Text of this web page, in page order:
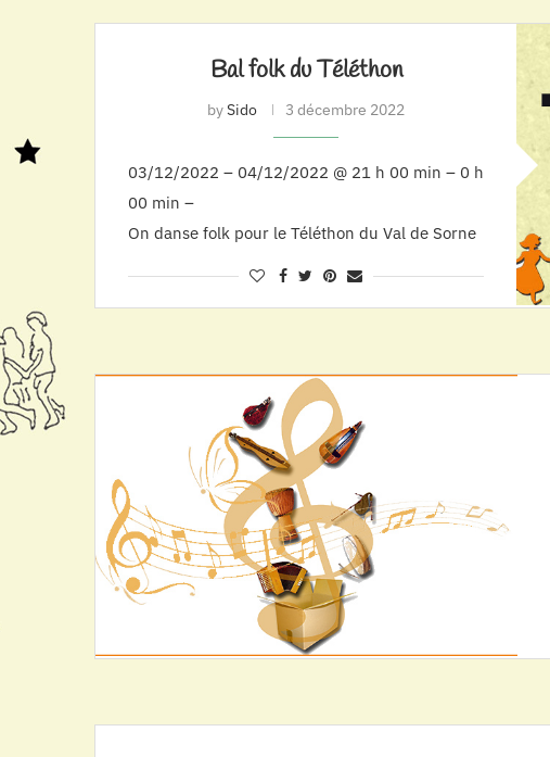
Bal folk du Téléthon
bySido 3 décembre 2022
03/12/2022 – 04/12/2022 @ 21 h 00 min – 0 h
00 min –
On danse folk pour le Téléthon du Val de Sorne